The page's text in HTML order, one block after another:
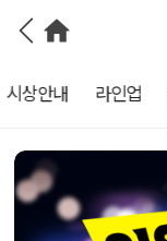
시상안내 라인업